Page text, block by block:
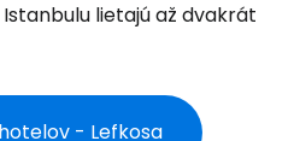
lietajú až dvakrát
- Lefkosa